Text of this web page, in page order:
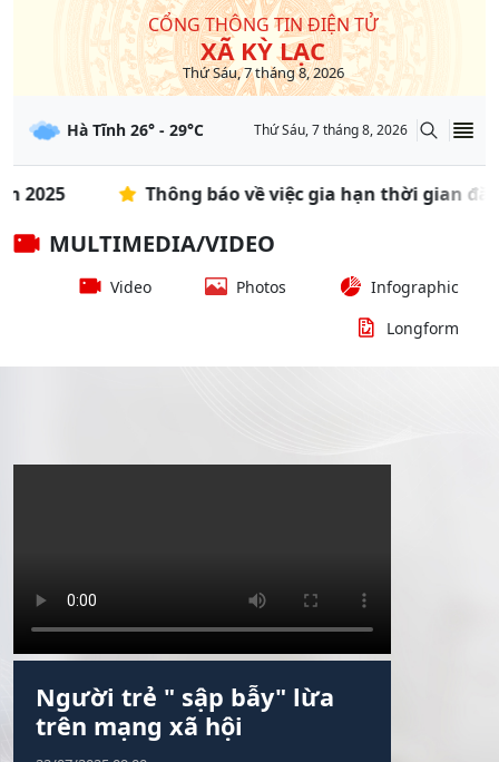
CỔNG THÔNG TIN ĐIỆN TỬ
XÃ KỲ LẠC
Thứ Sáu, 7 tháng 8, 2026
Hà Tĩnh 26° - 29°C Thứ Sáu, 7 tháng 8, 2026
Thông báo về việc gia hạn thời gian đăng ký
MULTIMEDIA/VIDEO
Video Photos
Infographic
Longform
Người trẻ " sập bẫy" lừa
trên mạng xã hội